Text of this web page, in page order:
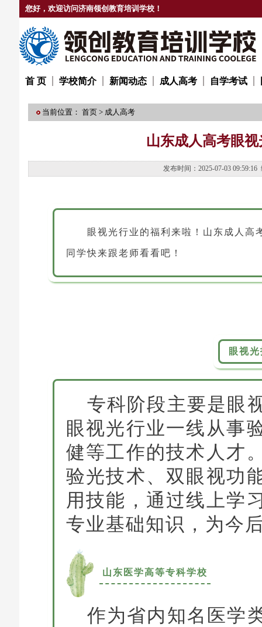
您好，欢迎访问济南领创教育培训学校！
首 页 学校简介 新闻动态 成人高考 自学考试
当前位置： 首页 > 成人高考
山东成人高考眼
发布时间：2025-07-03
眼视光行业的福利来啦！山东成人高
同学快来跟老师看看吧！
眼视
专科阶段主要是眼
眼视光行业一线从事
健等工作的技术人才
验光技术、双眼视功
用技能，通过线上学
专业基础知识，为今
山东医学高等专科学校
作为省内知名医学